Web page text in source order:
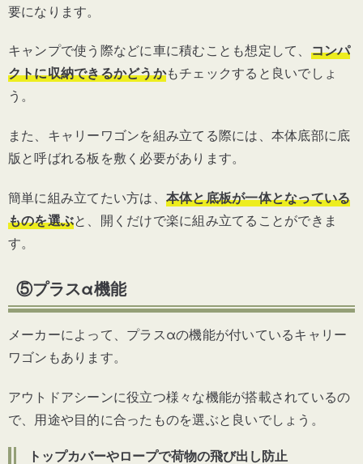
要になります。
キャンプで使う際などに車に積むことも想定して、 コンパ
クトに収納できるかどうかもチェックすると良いでしょ
う。
また、キャリーワゴンを組み立てる際には、本体底部に底
版と呼ばれる板を敷く必要があります。
簡単に組み立てたい方は、 本体と底板が一体となっている
ものを選ぶと、開くだけで楽に組み立てることができま
す。
⑤プラスα機能
メーカーによって、プラスαの機能が付いているキャリー
ワゴンもあります。
アウトドアシーンに役立つ様々な機能が搭載されているの
で、用途や目的に合ったものを選ぶと良いでしょう。
トップカバーやロープで荷物の飛び出し防止